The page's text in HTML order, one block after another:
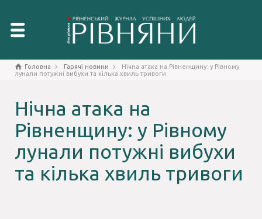
Головна Гарячі новини
Нічна атака на Рівненщину: у Рівному
лунали потужні вибухи та кілька хвиль тривоги
Нічна атака на
Рівненщину: у Рівному
лунали потужні вибухи
та кілька хвиль тривоги